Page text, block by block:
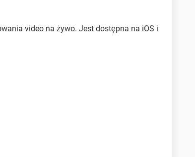
video na żywo. Jest dostępna na iOS i